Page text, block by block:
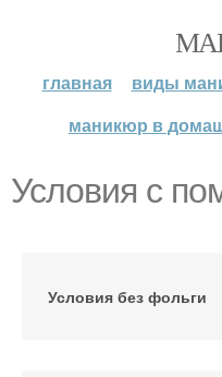
главная виды
маникюр в
Условия с
Условия без фольги